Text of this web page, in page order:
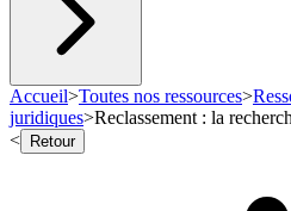
Accueil>Toutes nos ressources>
juridiques>Reclassement : la
<
Retour